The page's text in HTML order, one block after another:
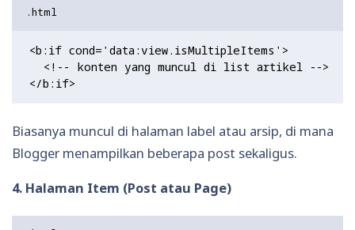
<b:if cond='data:view.isMultipleItems'>
  <!-- konten yang muncul di list artikel -->
Biasanya muncul di halaman label atau arsip, di mana
Blogger menampilkan beberapa post sekaligus.
4. Halaman Item (Post atau Page)